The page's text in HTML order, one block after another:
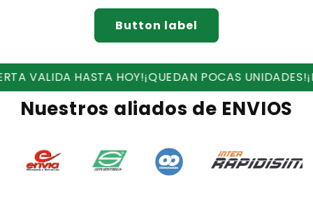
Button label
HASTA HOY!¡QUEDAN POCAS UNIDADES! ¡RECIBE
Nuestros aliados de ENVIOS